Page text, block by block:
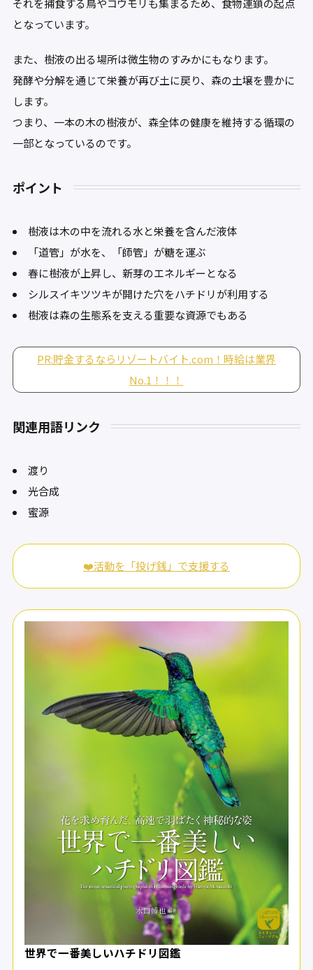
それを捕食する鳥やコウモリも集まるため、食物連鎖の起点
となっています。
また、樹液の出る場所は微生物のすみかにもなります。
発酵や分解を通じて栄養が再び土に戻り、森の土壌を豊かに
します。
つまり、一本の木の樹液が、森全体の健康を維持する循環の
一部となっているのです。
ポイント
樹液は木の中を流れる水と栄養を含んだ液体
「道管」が水を、「師管」が糖を運ぶ
春に樹液が上昇し、新芽のエネルギーとなる
シルスイキツツキが開けた穴をハチドリが利用する
樹液は森の生態系を支える重要な資源でもある
PR:貯金するならリゾートバイト.com！時給は業界
No.1！！！
関連用語リンク
渡り
光合成
蜜源
❤️活動を「投げ銭」で支援する
世界で一番美しいハチドリ図鑑